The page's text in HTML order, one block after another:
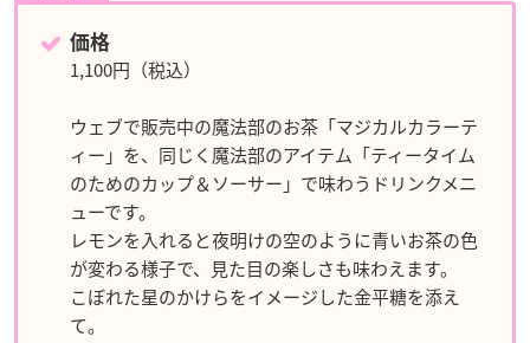
価格
1,100円（税込）
ウェブで販売中の魔法部のお茶「マジカルカラーテ
ィー」を、同じく魔法部のアイテム「ティータイム
のためのカップ＆ソーサー」で味わうドリンクメニ
ューです。
レモンを入れると夜明けの空のように青いお茶の色
が変わる様子で、見た目の楽しさも味わえます。
こぼれた星のかけらをイメージした金平糖を添え
て。